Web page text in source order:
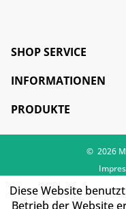
SHOP SERVICE
INFORMATIONEN
PRODUKTE
© 2026
Diese Website
Betrieb der Website